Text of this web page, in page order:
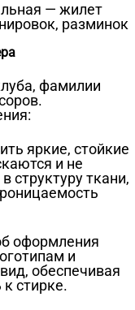
— жилет
разминок
фамилии
яркие, стойкие
и не
структуру ткани,
оформления
и
обеспечивая
к стирке.